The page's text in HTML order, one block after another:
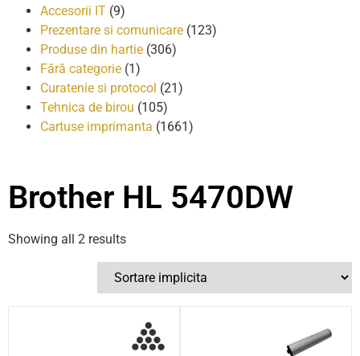
Accesorii IT (9)
Prezentare si comunicare (123)
Produse din hartie (306)
Fără categorie (1)
Curatenie si protocol (21)
Tehnica de birou (105)
Cartuse imprimanta (1661)
Brother HL 5470DW
Showing all 2 results